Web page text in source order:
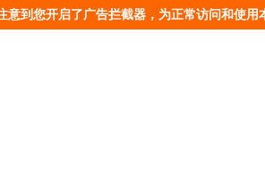
意到您开启了广告拦截器，为正常访问和使用